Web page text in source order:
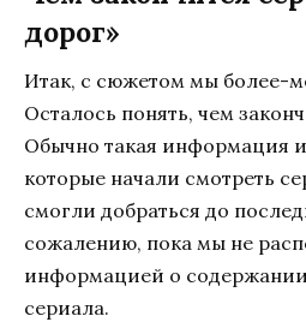
дорог»
Итак, с сюжетом мы более-
Осталось понять, чем
Обычно такая информация
которые начали смотреть
смогли добраться до
сожалению, пока мы не
информацией о
сериала.